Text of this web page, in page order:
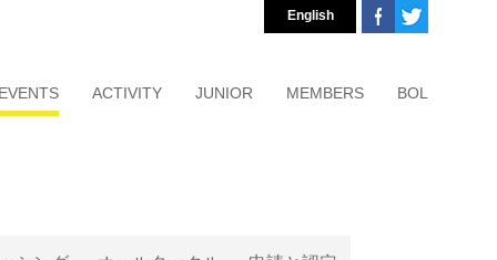
ACTIVITY JUNIOR MEMBERS BOL
English